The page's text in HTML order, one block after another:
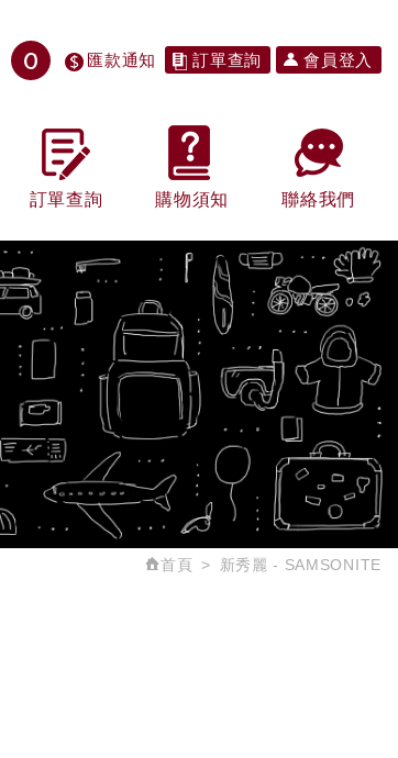
匯款通知 訂單查詢 會員登入
0
訂單查詢 購物須知 聯絡我們
首頁 新秀麗 - SAMSONITE